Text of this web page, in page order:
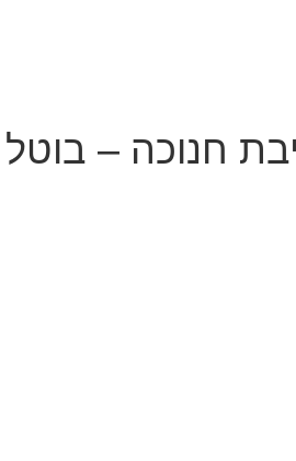
חנוכה – בוטל